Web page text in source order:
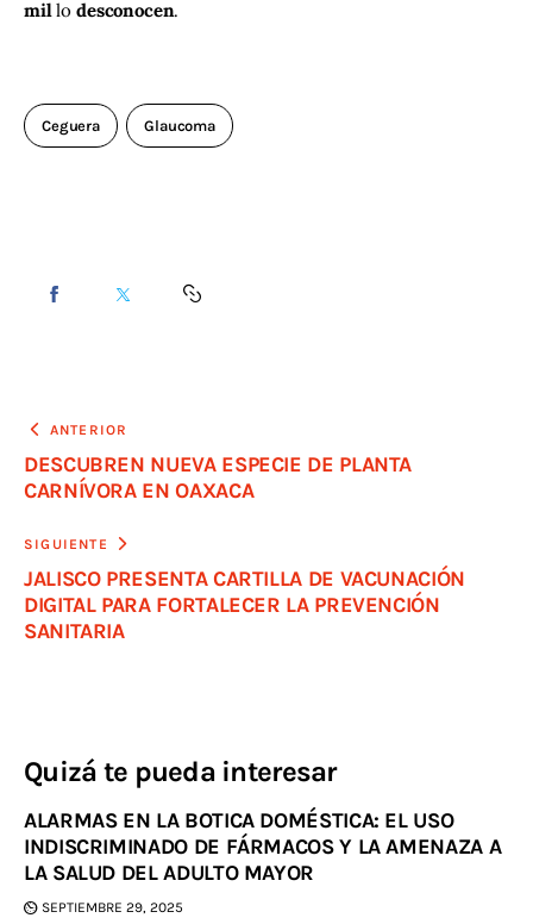
mil lo desconocen.
Ceguera Glaucoma
ANTERIOR
DESCUBREN NUEVA ESPECIE DE PLANTA
CARNÍVORA EN OAXACA
SIGUIENTE
JALISCO PRESENTA CARTILLA DE VACUNACIÓN
DIGITAL PARA FORTALECER LA PREVENCIÓN
SANITARIA
Quizá te pueda interesar
ALARMAS EN LA BOTICA DOMÉSTICA: EL USO
INDISCRIMINADO DE FÁRMACOS Y LA AMENAZA A
LA SALUD DEL ADULTO MAYOR
SEPTIEMBRE 29, 2025